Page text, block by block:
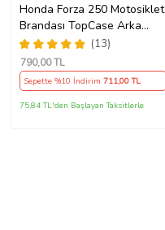
Honda Forza 250 Motosiklet
Brandası TopCase Arka
Çanta Uyumlu Branda,Örtü
(13)
790,00 TL
Sepette %10 İndirim 711,00 TL
75,84 TL'den Başlayan Taksitlerle